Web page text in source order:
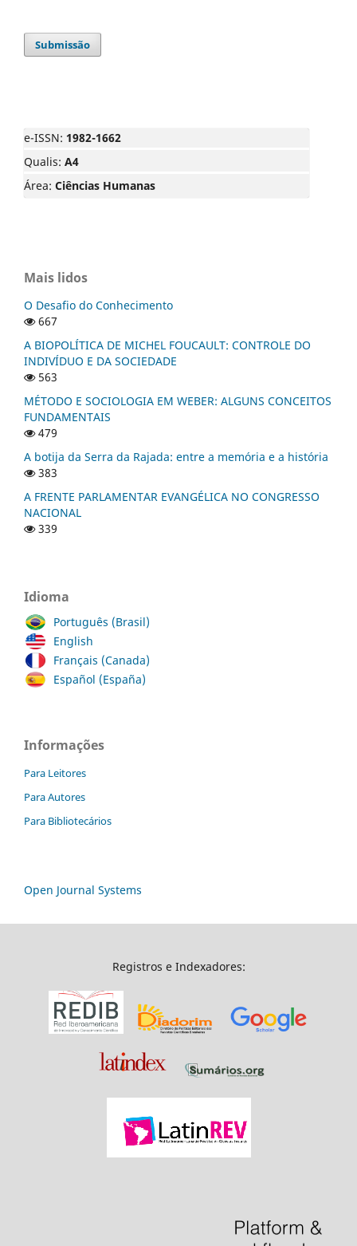
Submissão
e-ISSN: 1982-1662
Qualis: A4
Área: Ciências Humanas
Mais lidos
O Desafio do Conhecimento
667
A BIOPOLÍTICA DE MICHEL FOUCAULT: CONTROLE DO
INDIVÍDUO E DA SOCIEDADE
563
MÉTODO E SOCIOLOGIA EM WEBER: ALGUNS CONCEITOS
FUNDAMENTAIS
479
A botija da Serra da Rajada: entre a memória e a história
383
A FRENTE PARLAMENTAR EVANGÉLICA NO CONGRESSO
NACIONAL
339
Idioma
Português (Brasil)
English
Français (Canada)
Español (España)
Informações
Para Leitores
Para Autores
Para Bibliotecários
Open Journal Systems
Registros e Indexadores: